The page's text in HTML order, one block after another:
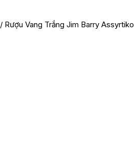
/ Rượu Vang Trắng Jim Barry Assyrtiko